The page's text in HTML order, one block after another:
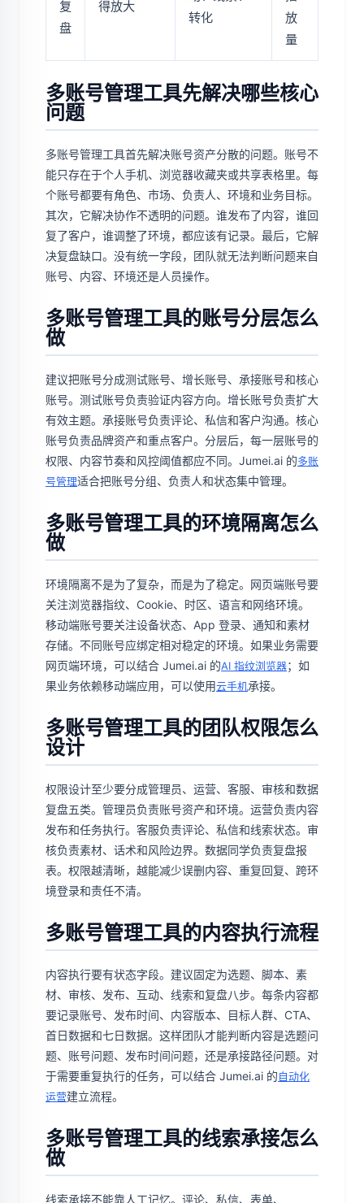
复
盘
得放大
转化
放
量
多账号管理工具先解决哪些核心
问题
多账号管理工具首先解决账号资产分散的问题。账号不
能只存在于个人手机、浏览器收藏夹或共享表格里。每
个账号都要有角色、市场、负责人、环境和业务目标。
其次，它解决协作不透明的问题。谁发布了内容，谁回
复了客户，谁调整了环境，都应该有记录。最后，它解
决复盘缺口。没有统一字段，团队就无法判断问题来自
账号、内容、环境还是人员操作。
多账号管理工具的账号分层怎么
做
建议把账号分成测试账号、增长账号、承接账号和核心
账号。测试账号负责验证内容方向。增长账号负责扩大
有效主题。承接账号负责评论、私信和客户沟通。核心
账号负责品牌资产和重点客户。分层后，每一层账号的
权限、内容节奏和风控阈值都应不同。Jumei.ai 的多账
号管理适合把账号分组、负责人和状态集中管理。
多账号管理工具的环境隔离怎么
做
环境隔离不是为了复杂，而是为了稳定。网页端账号要
关注浏览器指纹、Cookie、时区、语言和网络环境。
移动端账号要关注设备状态、App 登录、通知和素材
存储。不同账号应绑定相对稳定的环境。如果业务需要
网页端环境，可以结合 Jumei.ai 的AI 指纹浏览器；如
果业务依赖移动端应用，可以使用云手机承接。
多账号管理工具的团队权限怎么
设计
权限设计至少要分成管理员、运营、客服、审核和数据
复盘五类。管理员负责账号资产和环境。运营负责内容
发布和任务执行。客服负责评论、私信和线索状态。审
核负责素材、话术和风险边界。数据同学负责复盘报
表。权限越清晰，越能减少误删内容、重复回复、跨环
境登录和责任不清。
多账号管理工具的内容执行流程
内容执行要有状态字段。建议固定为选题、脚本、素
材、审核、发布、互动、线索和复盘八步。每条内容都
要记录账号、发布时间、内容版本、目标人群、CTA、
首日数据和七日数据。这样团队才能判断内容是选题问
题、账号问题、发布时间问题，还是承接路径问题。对
于需要重复执行的任务，可以结合 Jumei.ai 的自动化
运营建立流程。
多账号管理工具的线索承接怎么
做
线索承接不能靠人工记忆。评论、私信、表单、